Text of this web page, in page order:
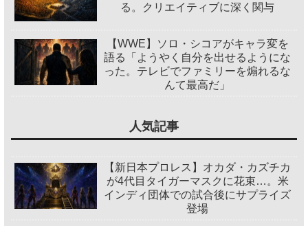
る。クリエイティブに深く関与
【WWE】ソロ・シコアがキャラ変を
語る「ようやく自分を出せるようにな
った。テレビでファミリーを煽れるな
んて最高だ」
人気記事
【新日本プロレス】オカダ・カズチカ
が4代目タイガーマスクに花束…。米
インディ団体での試合後にサプライズ
登場